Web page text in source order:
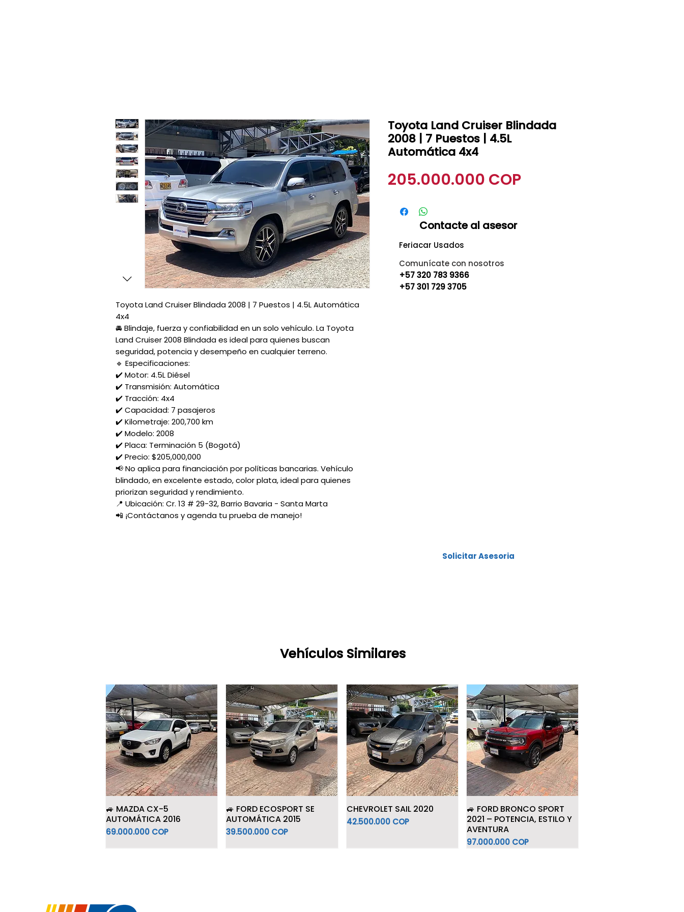
Toyota Land Cruiser Blindada 2008 | 7 Puestos | 4.5L Automática
4x4
🚘 Blindaje, fuerza y confiabilidad en un solo vehículo. La Toyota
Land Cruiser 2008 Blindada es ideal para quienes buscan
seguridad, potencia y desempeño en cualquier terreno.
🔹 Especificaciones:
✔️ Motor: 4.5L Diésel
✔️ Transmisión: Automática
✔️ Tracción: 4x4
✔️ Capacidad: 7 pasajeros
✔️ Kilometraje: 200,700 km
✔️ Modelo: 2008
✔️ Placa: Terminación 5 (Bogotá)
✔️ Precio: $205,000,000
📢 No aplica para financiación por políticas bancarias. Vehículo
blindado, en excelente estado, color plata, ideal para quienes
priorizan seguridad y rendimiento.
📍 Ubicación: Cr. 13 # 29-32, Barrio Bavaria - Santa Marta
📲 ¡Contáctanos y agenda tu prueba de manejo!
Toyota Land Cruiser Blindada
2008 | 7 Puestos | 4.5L
Automática 4x4
205.000.000 COPPrecio
Contacte al asesor
Feriacar Usados
Comunícate con nosotros
+57 320 783 9366
+57 301 729 3705
Solicitar Asesoria
Vehículos Similares
🚙 MAZDA CX-5
AUTOMÁTICA 2016
Precio
69.000.000 COP
🚙 FORD ECOSPORT SE
AUTOMÁTICA 2015
Precio
39.500.000 COP
CHEVROLET SAIL 2020
Precio
42.500.000 COP
🚙 FORD BRONCO SPORT
2021 – POTENCIA, ESTILO Y
AVENTURA
Precio
97.000.000 COP